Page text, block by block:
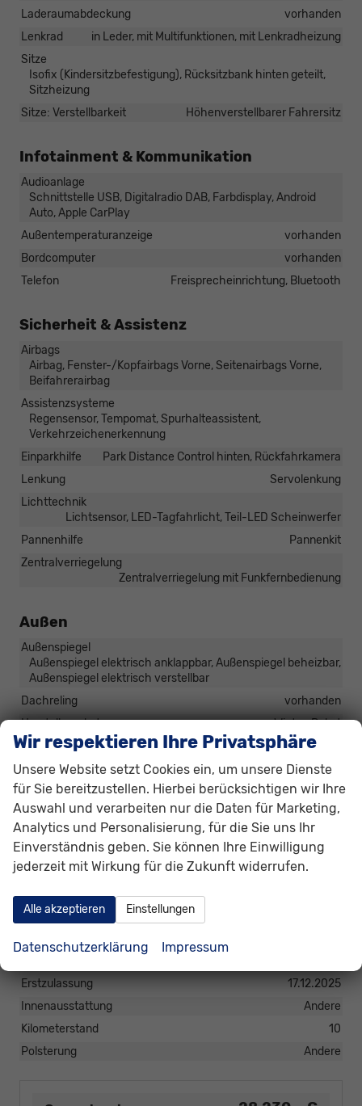
Laderaumabdeckung
vorhanden
Lenkrad
in Leder, mit Multifunktionen, mit Lenkradheizung
Sitze
Isofix (Kindersitzbefestigung), Rücksitzbank hinten geteilt,
Sitzheizung
Sitze: Verstellbarkeit
Höhenverstellbarer Fahrersitz
Infotainment & Kommunikation
Audioanlage
Schnittstelle USB, Digitalradio DAB, Farbdisplay, Android
Auto, Apple CarPlay
Außentemperaturanzeige
vorhanden
Bordcomputer
vorhanden
Telefon
Freisprecheinrichtung, Bluetooth
Sicherheit & Assistenz
Airbags
Airbag, Fenster-/Kopfairbags Vorne, Seitenairbags Vorne,
Beifahrerairbag
Assistenzsysteme
Regensensor, Tempomat, Spurhalteassistent,
Verkehrzeichenerkennung
Einparkhilfe
Park Distance Control hinten, Rückfahrkamera
Lenkung
Servolenkung
Lichttechnik
Lichtsensor, LED-Tagfahrlicht, Teil-LED Scheinwerfer
Pannenhilfe
Pannenkit
Zentralverriegelung
Zentralverriegelung mit Funkfernbedienung
Außen
Außenspiegel
Außenspiegel elektrisch anklappbar, Außenspiegel beheizbar,
Außenspiegel elektrisch verstellbar
Dachreling
vorhanden
Herstellerpaket
Winter-Paket
Scheiben, Verglasung
Privacy Glass (Heckscheibe und hintere Seitenscheiben
abgedunkelt)
Räder & Technik
Antriebsachse
Frontantrieb
Felgengröße
Erstzulassung
17.12.2025
Innenausstattung
Andere
Kilometerstand
10
Polsterung
Andere
Wir respektieren Ihre Privatsphäre
Unsere Website setzt Cookies ein, um unsere Dienste
für Sie bereitzustellen. Hierbei berücksichtigen wir Ihre
Auswahl und verarbeiten nur die Daten für Marketing,
Analytics und Personalisierung, für die Sie uns Ihr
Einverständnis geben. Sie können Ihre Einwilligung
jederzeit mit Wirkung für die Zukunft widerrufen.
Alle akzeptieren Einstellungen
Datenschutzerklärung Impressum